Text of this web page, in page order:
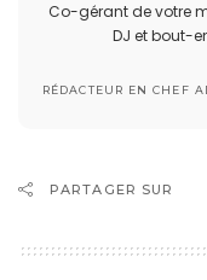
Co-gérant de votre
DJ et bout-
RÉDACTEUR EN CHEF
PARTAGER SUR